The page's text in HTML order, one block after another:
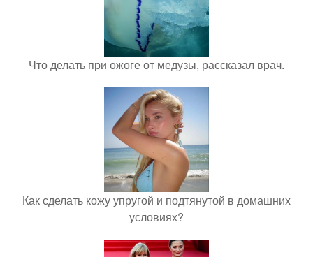
Что делать при ожоге от медузы, рассказал врач.
Как сделать кожу упругой и подтянутой в домашних
условиях?